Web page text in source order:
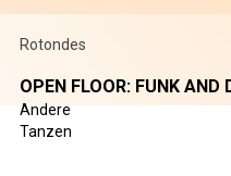
Rotondes
OPEN FLOOR: FUNK AND
Andere
Tanzen